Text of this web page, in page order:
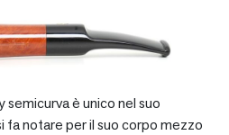
semicurva è unico nel suo
fa notare per il suo corpo mezzo